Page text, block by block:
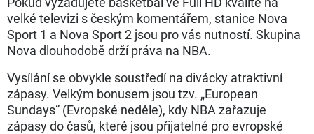
velké televizi s českým komentářem, stanice Nova
Sport 1 a Nova Sport 2 jsou pro vás nutností. Skupina
Nova dlouhodobě drží práva na NBA.
Vysílání se obvykle soustředí na divácky atraktivní
zápasy. Velkým bonusem jsou tzv. „European
Sundays“ (Evropské neděle), kdy NBA zařazuje
zápasy do časů, které jsou přijatelné pro evropské